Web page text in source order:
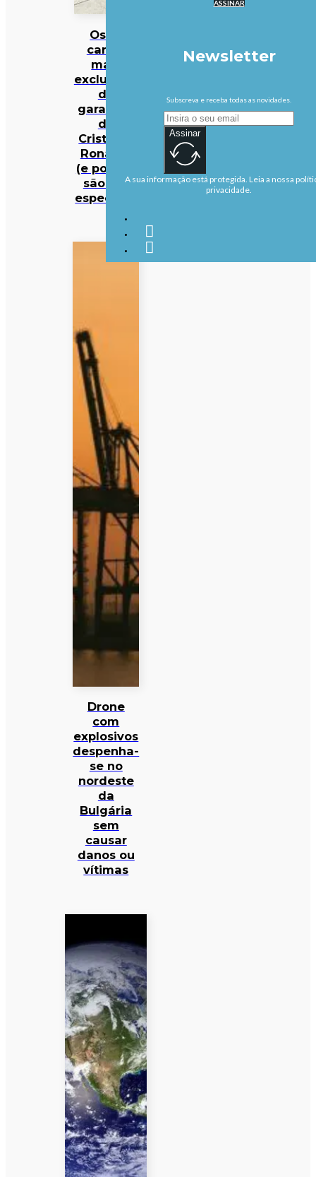
Os 10
carros
mais
exclusivos
da
garagem
de
Cristiano
Ronaldo
(e porque
são tão
especiais)
Drone
com
explosivos
despenha-
se no
nordeste
da
Bulgária
sem
causar
danos ou
vítimas
ASSINAR
Newsletter
Subscreva e receba todas as novidades.
Assinar
A sua informação está protegida. Leia a nossa
privacidade.